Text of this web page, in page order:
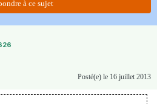
à ce sujet
Posté(e) le 16 juillet 2013